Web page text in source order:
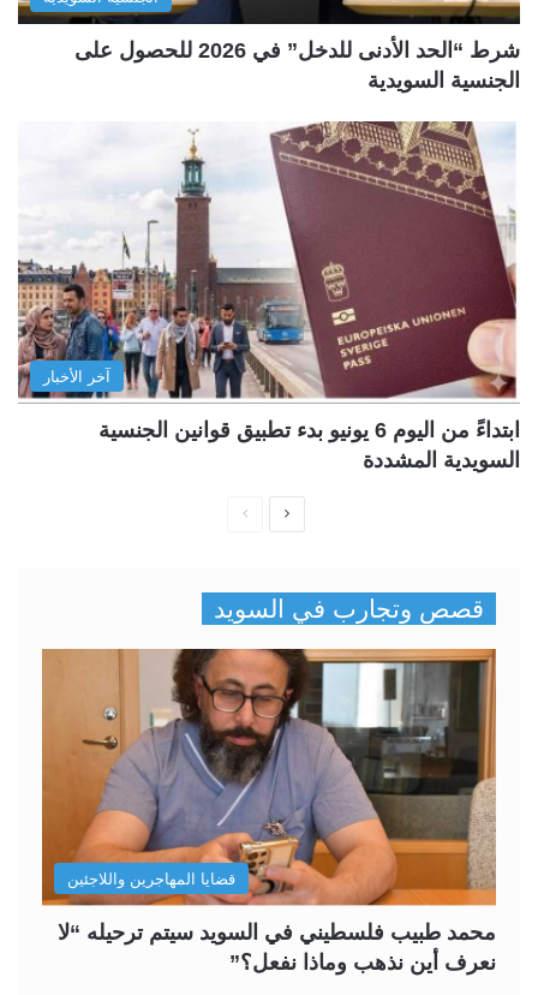
شرط “الحد الأدنى للدخل” في 2026 للحصول على
الجنسية السويدية
آخر الأخبار
ابتداءً من اليوم 6 يونيو بدء تطبيق قوانين الجنسية
السويدية المشددة
ف
ح
ة
ا
ل
س
ب
ق
ف
ح
ا
ل
ا
ل
ي
قصص وتجارب في السويد
قضايا المهاجرين واللاجئين
محمد طبيب فلسطيني في السويد سيتم ترحيله “لا
نعرف أين نذهب وماذا نفعل؟”